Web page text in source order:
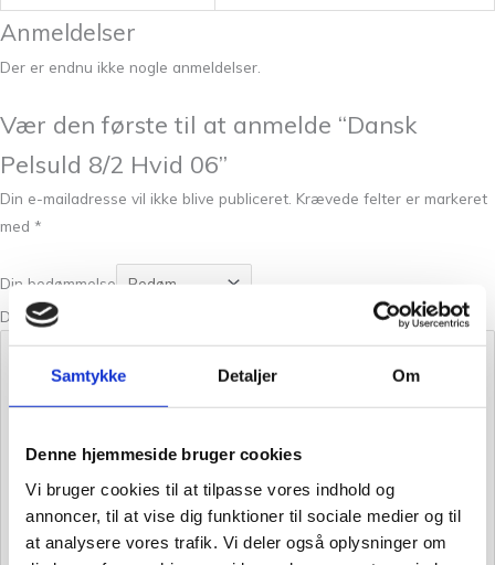
Samtykke Detaljer Om
Denne hjemmeside bruger cookies
Vi bruger cookies til at tilpasse vores indhold og
annoncer, til at vise dig funktioner til sociale medier og til
at analysere vores trafik. Vi deler også oplysninger om
Anmeldelser
Der er endnu ikke nogle anmeldelser.
Vær den første til at anmelde “Dansk
Pelsuld 8/2 Hvid 06”
Din e-mailadresse vil ikke blive publiceret. Krævede felter er markeret
med *
Din bedømmelse
Din anmeldelse